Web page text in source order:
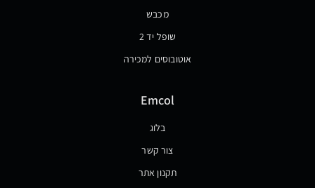
מכבש
שופל יד 2
אוטובוסים למכירה
Emcol
בלוג
צור קשר
תקנון אתר